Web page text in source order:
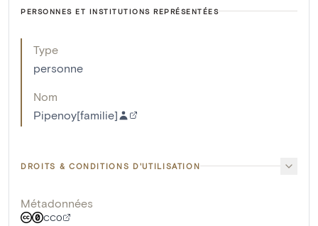
PERSONNES ET INSTITUTIONS REPRÉSENTÉES
Type
personne
Nom
Pipenoy[familie]
DROITS & CONDITIONS D'UTILISATION
Métadonnées
CC0